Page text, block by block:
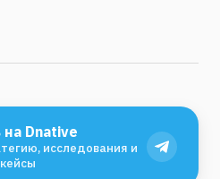
Dnative
исследования и